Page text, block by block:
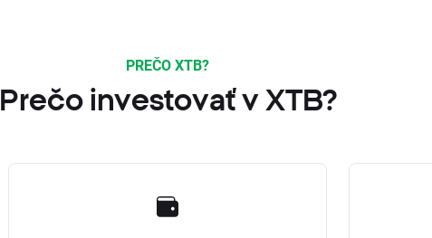
PREČO XTB?
Prečo investovať v XTB?